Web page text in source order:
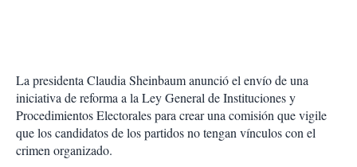
La presidenta Claudia Sheinbaum anunció el envío de una
iniciativa de reforma a la Ley General de Instituciones y
Procedimientos Electorales para crear una comisión que vigile
que los candidatos de los partidos no tengan vínculos con el
crimen organizado.